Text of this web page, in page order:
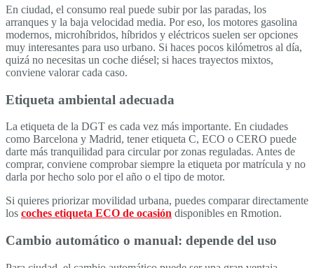
En ciudad, el consumo real puede subir por las paradas, los
arranques y la baja velocidad media. Por eso, los motores gasolina
modernos, microhíbridos, híbridos y eléctricos suelen ser opciones
muy interesantes para uso urbano. Si haces pocos kilómetros al día,
quizá no necesitas un coche diésel; si haces trayectos mixtos,
conviene valorar cada caso.
Etiqueta ambiental adecuada
La etiqueta de la DGT es cada vez más importante. En ciudades
como Barcelona y Madrid, tener etiqueta C, ECO o CERO puede
darte más tranquilidad para circular por zonas reguladas. Antes de
comprar, conviene comprobar siempre la etiqueta por matrícula y no
darla por hecho solo por el año o el tipo de motor.
Si quieres priorizar movilidad urbana, puedes comparar directamente
los coches etiqueta ECO de ocasión disponibles en Rmotion.
Cambio automático o manual: depende del uso